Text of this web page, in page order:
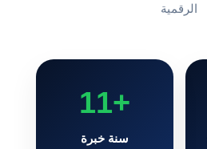
الرقمية
+11
سنة خبرة